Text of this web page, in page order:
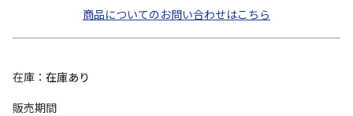
商品についてのお問い合わせはこちら
在庫
在庫あり
販売期間